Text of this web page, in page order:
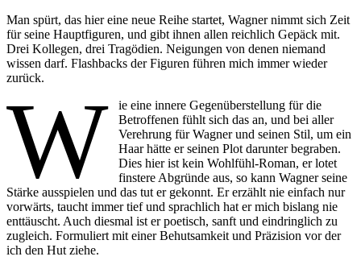
Man spürt, das hier eine neue Reihe startet, Wagner nimmt sich Zeit
für seine Hauptfiguren, und gibt ihnen allen reichlich Gepäck mit.
Drei Kollegen, drei Tragödien. Neigungen von denen niemand
wissen darf. Flashbacks der Figuren führen mich immer wieder
zurück.
W
ie eine innere Gegenüberstellung für die
Betroffenen fühlt sich das an, und bei aller
Verehrung für Wagner und seinen Stil, um ein
Haar hätte er seinen Plot darunter begraben.
Dies hier ist kein Wohlfühl-Roman, er lotet
finstere Abgründe aus, so kann Wagner seine
Stärke ausspielen und das tut er gekonnt. Er erzählt nie einfach nur
vorwärts, taucht immer tief und sprachlich hat er mich bislang nie
enttäuscht. Auch diesmal ist er poetisch, sanft und eindringlich zu
zugleich. Formuliert mit einer Behutsamkeit und Präzision vor der
ich den Hut ziehe.